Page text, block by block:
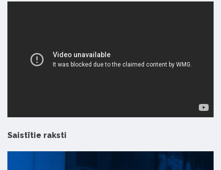
Saistītie raksti